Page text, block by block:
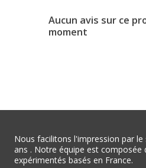
Aucun avis sur ce
moment
Nous facilitons l'impression par le
ans . Notre équipe est composée
expérimentés basés en France.